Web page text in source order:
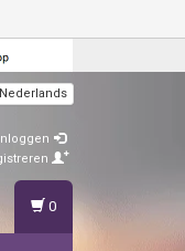
Nederlands
0